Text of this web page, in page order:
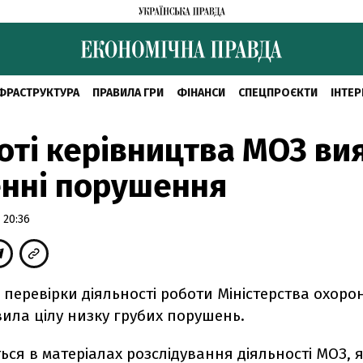
ПРАВИЛА ГРИ ФІНАНСИ СПЕЦПРОЄКТИ
керівництва МОЗ
порушення
перевірки діяльності роботи Міністерства
цілу низку грубих порушень.
в матеріалах розслідування діяльності МОЗ,